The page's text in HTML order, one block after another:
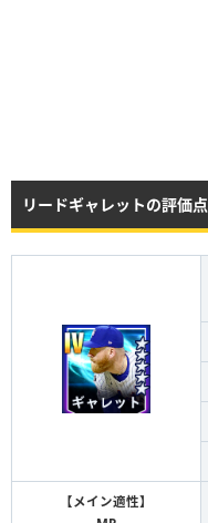
リードギャレットの評価点
【メイン適性】